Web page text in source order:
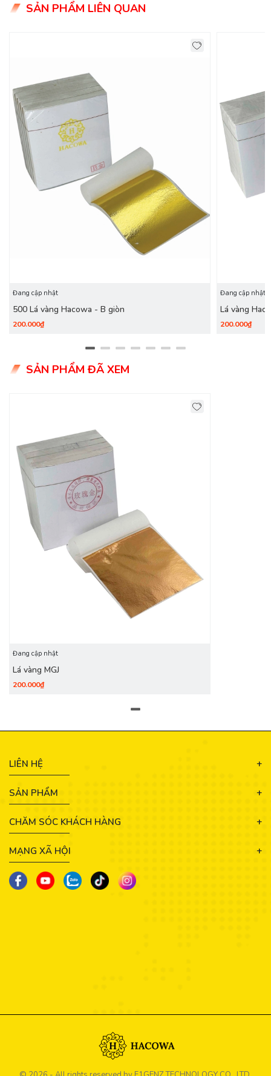
- Không bị ô xy hóa khi sử dụng kèm keo dát vàng
Hacowa và tinh chất bảo vệ lá vàng Hacowa
- Dễ thi công
- Trang trí được trên hầu hết các chất liệu như: gỗ, nhựa,
kim loại, composite, thạch cao...
Các bước dát vàng:
Bước 1
Vệ sinh bề mặt vật cần dát vàng
Bước 2
: Phủ 1 lớp keo lên các điểm cần dát vàng
Bước 3: Đặt các lá vàng lên các vị trí đã quét keo và dùng
chổi dập vàng để lá vàng bám dính chặt vào keo. Dùng
chổi dặm vàng rồi xoay chổi theo chiều kim đồng hồ cho lá
vàng được bóng đẹp. Có thể dùng bông/khăn xô mềm xoa
lên bề mặt vàng vừa dát cho vàng thêm bóng.
Bước 5: Phun/quét phủ bảo vệ lớp dát vàng
Đóng gói :
SẢN PHẨM LIÊN QUAN
Đang cập nhật
500 Lá vàng Hacowa - B giòn
200.000₫
Đang cập nhật
Lá vàng
200.000₫
SẢN PHẨM ĐÃ XEM
Đang cập nhật
Lá vàng MGJ
200.000₫
LIÊN HỆ
SẢN PHẨM
CHĂM SÓC KHÁCH HÀNG
MẠNG XÃ HỘI